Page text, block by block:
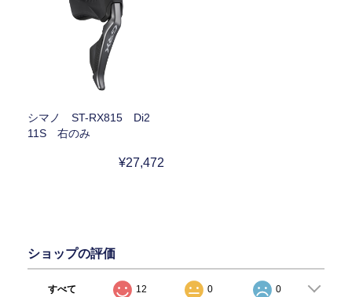
シマノ ST-RX815 Di2
11S 右のみ
¥27,472
ショップの評価
すべて 12 0 0